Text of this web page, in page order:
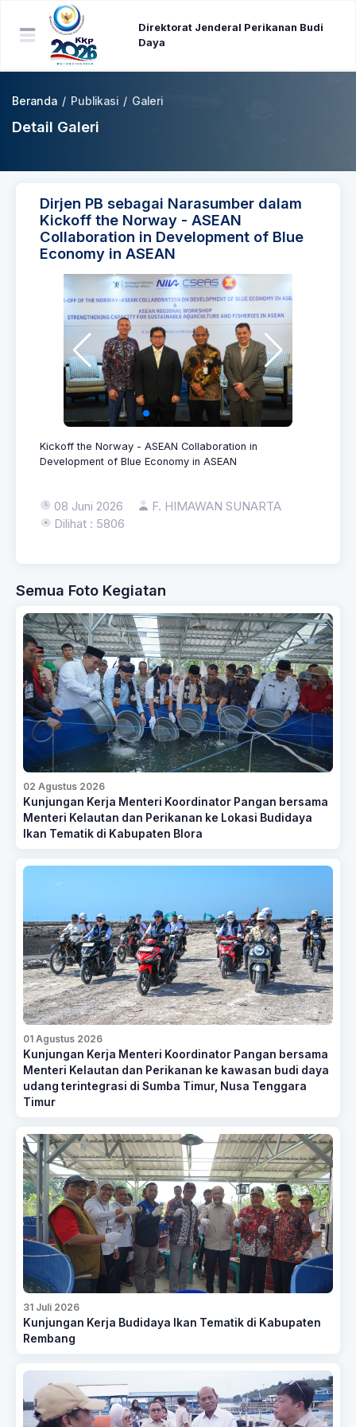
Direktorat Jenderal Perikanan Budi
Daya
Beranda / Publikasi / Galeri
Detail Galeri
Dirjen PB sebagai Narasumber dalam
Kickoff the Norway - ASEAN
Collaboration in Development of Blue
Economy in ASEAN
Kickoff the Norway - ASEAN Collaboration in
Development of Blue Economy in ASEAN
08 Juni 2026
F. HIMAWAN SUNARTA
Dilihat : 5806
Semua Foto Kegiatan
02 Agustus 2026
Kunjungan Kerja Menteri Koordinator Pangan bersama
Menteri Kelautan dan Perikanan ke Lokasi Budidaya
Ikan Tematik di Kabupaten Blora
01 Agustus 2026
Kunjungan Kerja Menteri Koordinator Pangan bersama
Menteri Kelautan dan Perikanan ke kawasan budi daya
udang terintegrasi di Sumba Timur, Nusa Tenggara
Timur
31 Juli 2026
Kunjungan Kerja Budidaya Ikan Tematik di Kabupaten
Rembang